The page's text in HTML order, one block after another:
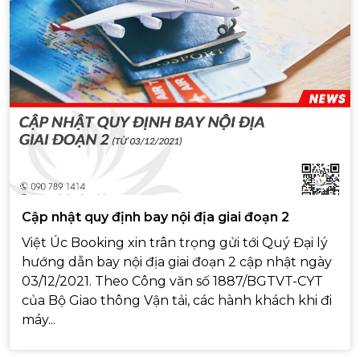
Cập nhật quy định bay nội địa giai đoạn 2
Việt Úc Booking xin trân trọng gửi tới Quý Đại lý
hướng dẫn bay nội địa giai đoạn 2 cập nhật ngày
03/12/2021. Theo Công văn số 1887/BGTVT-CYT
của Bộ Giao thông Vận tải, các hành khách khi đi
máy...